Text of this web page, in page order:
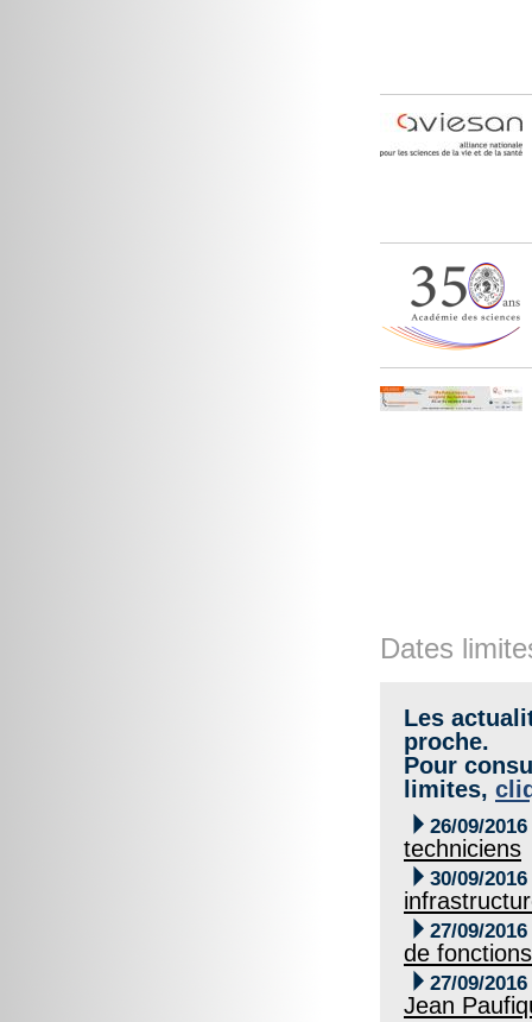
Dates
Les
proche.
Pour
limites,
 26/09/2016
techniciens
 30/09/2016
 27/09/2016
de
 27/09/2016
Jean